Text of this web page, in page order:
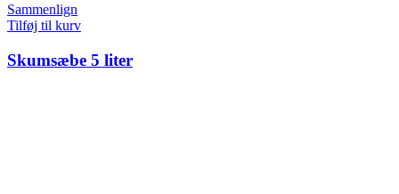
Sammenlign
Tilføj til kurv
Skumsæbe 5 liter